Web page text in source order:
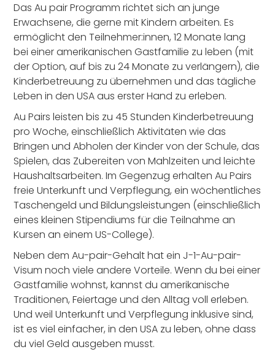
Das Au pair Programm richtet sich an junge
Erwachsene, die gerne mit Kindern arbeiten. Es
ermöglicht den Teilnehmer:innen, 12 Monate lang
bei einer amerikanischen Gastfamilie zu leben (mit
der Option, auf bis zu 24 Monate zu verlängern), die
Kinderbetreuung zu übernehmen und das tägliche
Leben in den USA aus erster Hand zu erleben.
Au Pairs leisten bis zu 45 Stunden Kinderbetreuung
pro Woche, einschließlich Aktivitäten wie das
Bringen und Abholen der Kinder von der Schule, das
Spielen, das Zubereiten von Mahlzeiten und leichte
Haushaltsarbeiten. Im Gegenzug erhalten Au Pairs
freie Unterkunft und Verpflegung, ein wöchentliches
Taschengeld und Bildungsleistungen (einschließlich
eines kleinen Stipendiums für die Teilnahme an
Kursen an einem US-College).
Neben dem Au-pair-Gehalt hat ein J-1-Au-pair-
Visum noch viele andere Vorteile. Wenn du bei einer
Gastfamilie wohnst, kannst du amerikanische
Traditionen, Feiertage und den Alltag voll erleben.
Und weil Unterkunft und Verpflegung inklusive sind,
ist es viel einfacher, in den USA zu leben, ohne dass
du viel Geld ausgeben musst.